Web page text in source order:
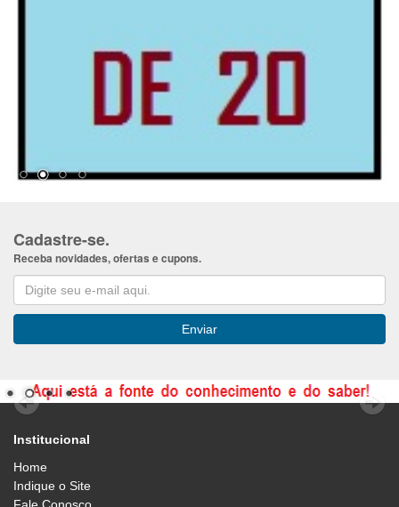
Cadastre-se.
Receba novidades, ofertas e cupons.
Institucional
Home
Indique o Site